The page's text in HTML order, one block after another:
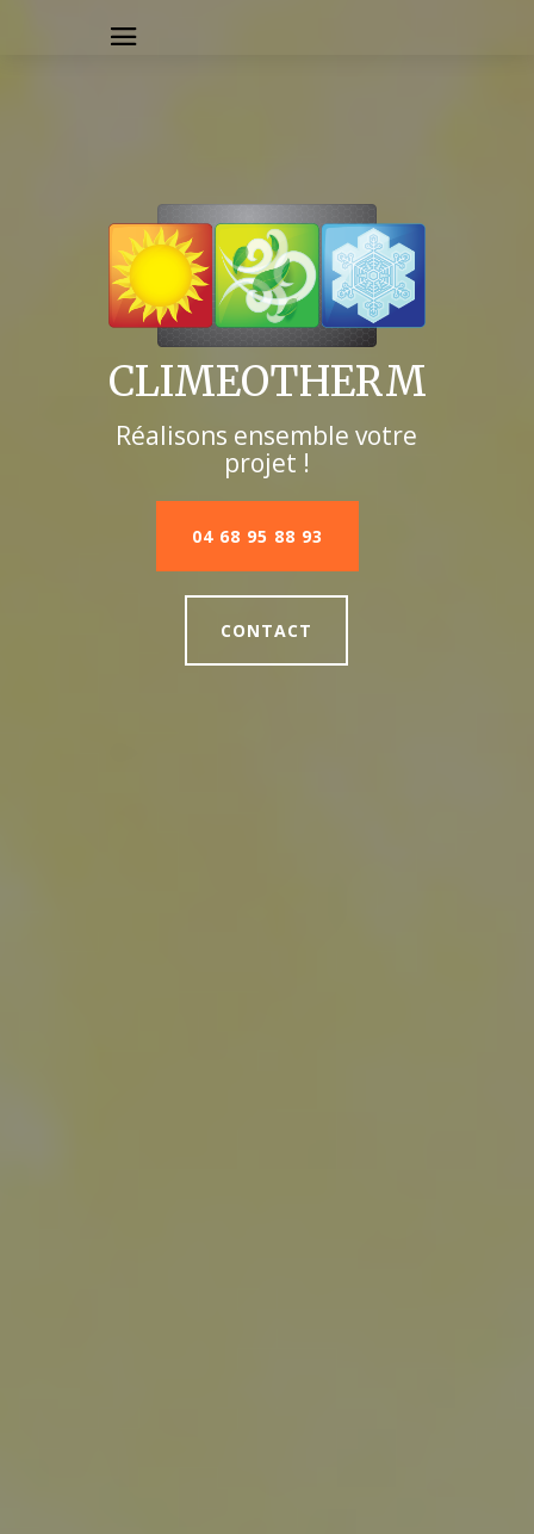
CLIMEOTHERM
Réalisons ensemble votre
projet !
04 68 95 88 93
CONTACT